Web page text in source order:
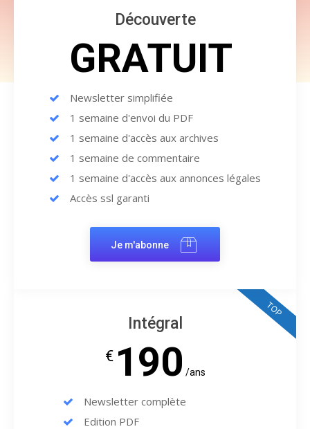
Découverte
GRATUIT
Newsletter simplifiée
1 semaine d'envoi du PDF
1 semaine d'accès aux archives
1 semaine de commentaire
1 semaine d'accès aux annonces légales
Accès ssl garanti
Je m'abonne
TOP
Intégral
€ 190 /ans
Newsletter complète
Edition PDF